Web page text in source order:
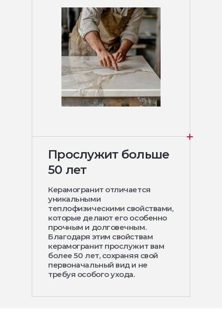
Прослужит больше
50 лет
Керамогранит отличается
уникальными
теплофизическими свойствами,
которые делают его особенно
прочным и долговечным.
Благодаря этим свойствам
керамогранит прослужит вам
более 50 лет, сохраняя свой
первоначальный вид и не
требуя особого ухода.